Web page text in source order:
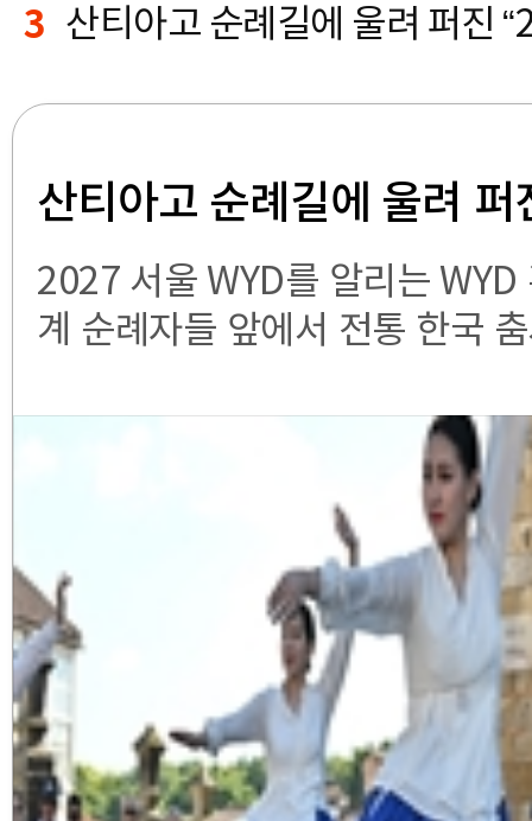
3
산티아고 순례길에 울려
에서 만나요!”
2027 서울 WYD를 알리는 WYD
계 순례자들 앞에서 전통 한국